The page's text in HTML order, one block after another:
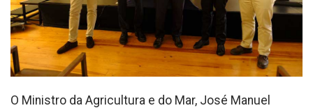
O Ministro da Agricultura e do Mar, José Manuel